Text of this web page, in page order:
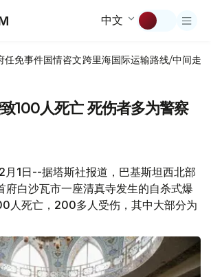
中文
任免事件国情咨文跨里海国际运输路线/中间走廊
100人死亡 死伤者多为警察
1日--据塔斯社报道，巴基斯坦西北部
府白沙瓦市一座清真寺发生的自杀式爆
人死亡，200多人受伤，其中大部分为